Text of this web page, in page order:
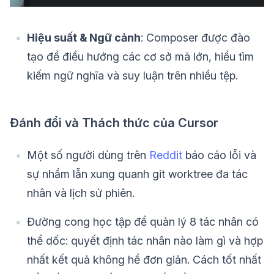
Hiệu suất & Ngữ cảnh: Composer được đào
tạo để điều hướng các cơ sở mã lớn, hiểu tìm
kiếm ngữ nghĩa và suy luận trên nhiều tệp.
Đánh đổi và Thách thức của Cursor
Một số người dùng trên Reddit báo cáo lỗi và
sự nhầm lẫn xung quanh git worktree đa tác
nhân và lịch sử phiên.
Đường cong học tập để quản lý 8 tác nhân có
thể dốc: quyết định tác nhân nào làm gì và hợp
nhất kết quả không hề đơn giản. Cách tốt nhất